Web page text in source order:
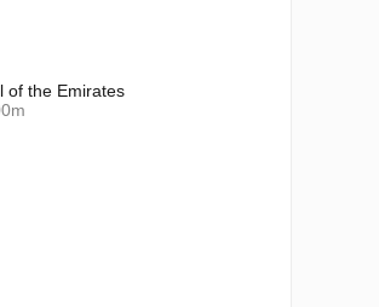
of the Emirates